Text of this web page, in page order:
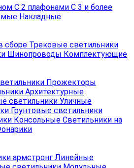
С 2 плафонами С 3 и более
Накладные
сборе Трековые светильники
Шинопроводы Комплектующие
Прожекторы
Архитектурные
светильники Уличные
Грунтовые светильники
Консольные Светильники на
армстронг Линейные